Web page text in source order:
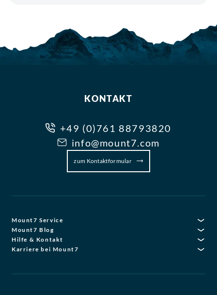
KONTAKT
+49 (0)761 88793820
info@mount7.com
zum Kontaktformular
Mount7 Service
Mount7 Blog
Hilfe & Kontakt
Karriere bei Mount7